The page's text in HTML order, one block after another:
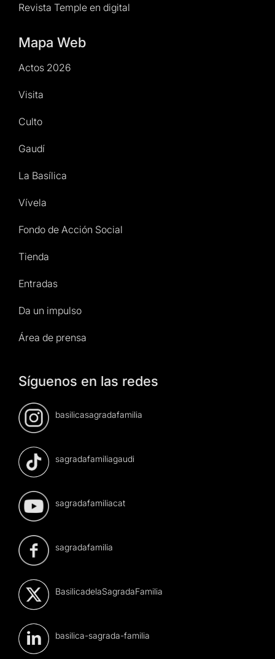
Revista Temple en digital
Mapa Web
Actos 2026
Visita
Culto
Gaudí
La Basílica
Vívela
Fondo de Acción Social
Tienda
Entradas
Da un impulso
Área de prensa
Síguenos en las redes
basilicasagradafamilia
sagradafamiliagaudi
sagradafamiliacat
sagradafamilia
BasilicadelaSagradaFamilia
basilica-sagrada-familia